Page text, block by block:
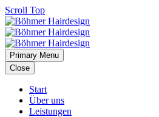
Scroll Top
Primary Menu
Close
Start
Über uns
Leistungen